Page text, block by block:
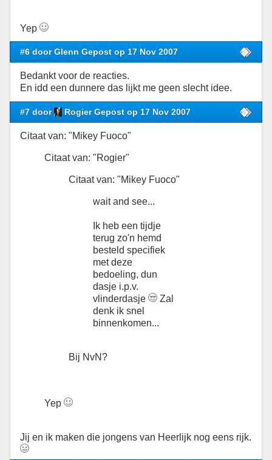
Yep
#6 door Glenn Gepost op 17 Nov 2007
Bedankt voor de reacties.
En idd een dunnere das lijkt me geen slecht idee.
#7 door Rogier Gepost op 17 Nov 2007
Citaat van: "Mikey Fuoco"
Citaat van: "Rogier"
Citaat van: "Mikey Fuoco"
wait and see...
Ik heb een tijdje
terug zo'n hemd
besteld specifiek
met deze
bedoeling, dun
dasje i.p.v.
vlinderdasje
Zal
denk ik snel
binnenkomen...
Bij NvN?
Yep
Jij en ik maken die jongens van Heerlijk nog eens rijk.